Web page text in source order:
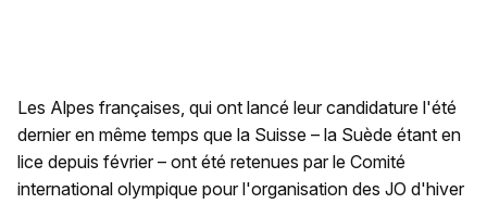
Les Alpes françaises, qui ont lancé leur candidature l'été
dernier en même temps que la Suisse – la Suède étant en
lice depuis février – ont été retenues par le Comité
international olympique pour l'organisation des JO d'hiver